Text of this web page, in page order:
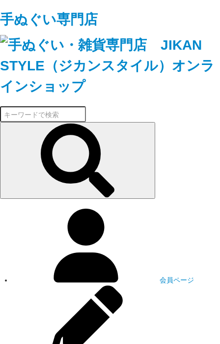
手ぬぐい専門店
会員ページ